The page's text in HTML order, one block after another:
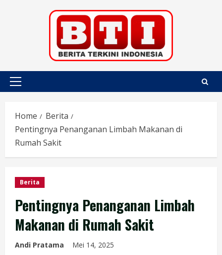
Primary
Home
Berita
Pentingnya Penanganan Limbah Makanan di
Rumah Sakit
Berita
Pentingnya Penanganan Limbah
Makanan di Rumah Sakit
Andi Pratama Mei 14, 2025